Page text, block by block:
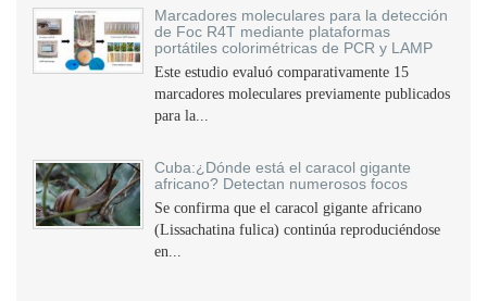
Marcadores moleculares para la detección
de Foc R4T mediante plataformas
portátiles colorimétricas de PCR y LAMP
Este estudio evaluó comparativamente 15
marcadores moleculares previamente publicados
para la...
Cuba:¿Dónde está el caracol gigante
africano? Detectan numerosos focos
Se confirma que el caracol gigante africano
(Lissachatina fulica) continúa reproduciéndose
en...